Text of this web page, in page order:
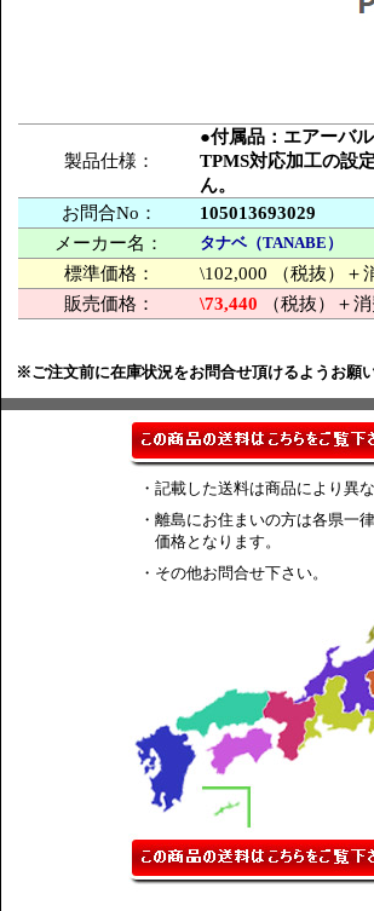
製品仕様：
●付属品：エアーバ
TPMS対応加工の設
ん。
お問合No：
105013693029
メーカー名：
タナベ（TANABE）
標準価格：
\102,000 （税抜）＋
販売価格：
\73,440 （税抜）＋
※ご注文前に在庫状況をお問合せ頂けるようお願
・記載した送料は商品により異
・離島にお住まいの方は各県一
価格となります。
・その他お問合せ下さい。